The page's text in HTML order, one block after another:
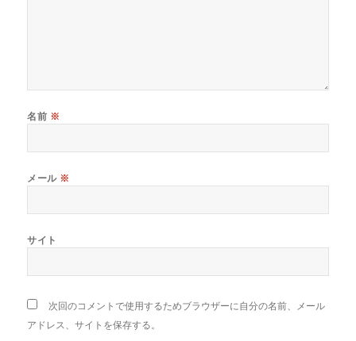
名前 ※
メール ※
サイト
次回のコメントで使用するためブラウザーに自分の名前、メール
アドレス、サイトを保存する。